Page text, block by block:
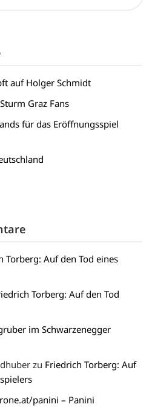
auf Holger Schmidt
Graz Fans
für das Eröffnungsspiel
Torberg: Auf den Tod eines
Torberg: Auf den Tod
im Schwarzenegger
zu Friedrich Torberg: Auf
panini – Panini